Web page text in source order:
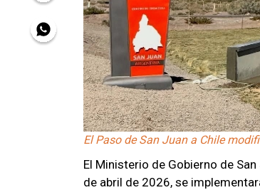
El Paso de San Juan a Chile
El Ministerio de Gobierno de
de abril de 2026, se